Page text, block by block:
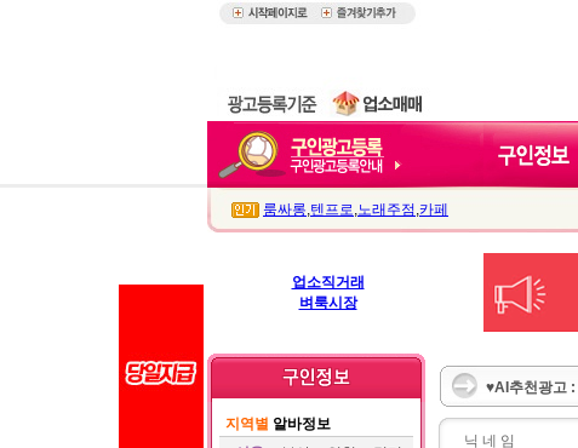
룸싸롱,텐프로,노래주점 ,카페
업소직거래
벼룩시장
지역별 알바정보
♥AI추천광고 :
닉 네 임